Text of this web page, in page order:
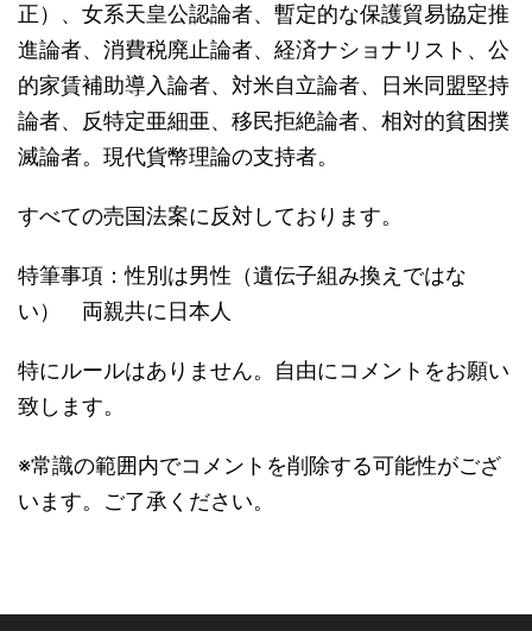
正）、女系天皇公認論者、暫定的な保護貿易協定推
進論者、消費税廃止論者、経済ナショナリスト、公
的家賃補助導入論者、対米自立論者、日米同盟堅持
論者、反特定亜細亜、移民拒絶論者、相対的貧困撲
滅論者。現代貨幣理論の支持者。
すべての売国法案に反対しております。
特筆事項：性別は男性（遺伝子組み換えではな
い） 両親共に日本人
特にルールはありません。自由にコメントをお願い
致します。
※常識の範囲内でコメントを削除する可能性がござ
います。ご了承ください。